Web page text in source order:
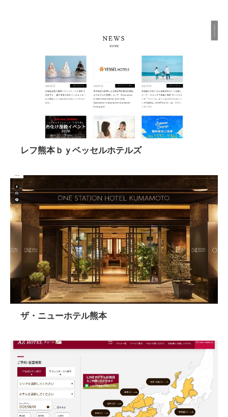
レフ熊本ｂｙベッセルホテルズ
ザ・ニューホテル熊本